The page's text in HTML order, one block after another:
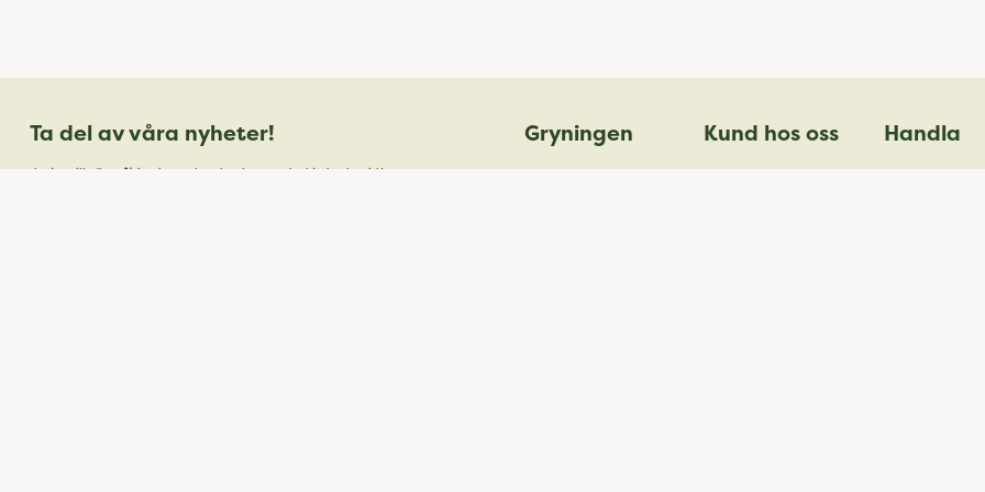
Ta del av våra nyheter!
Ja, jag vill gärna få inspirerande nyhetsbrev med erbjudanden, idéer,
Gryningen Kund hos oss Handla